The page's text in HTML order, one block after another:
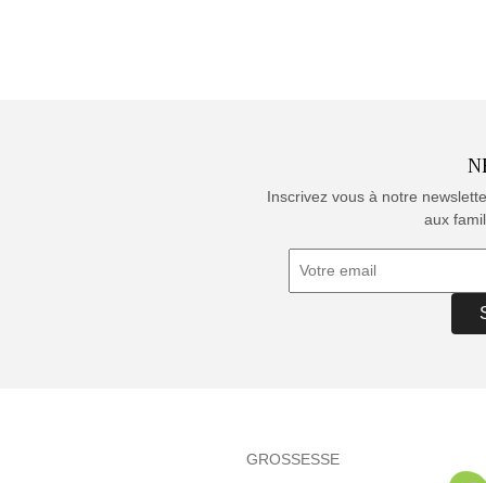
Inscrivez vous à notre
aux
GROSSESSE